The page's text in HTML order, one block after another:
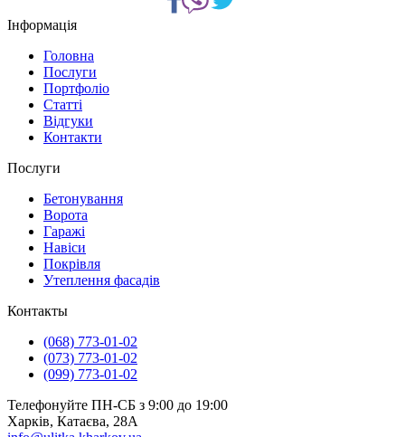
Інформація
Головна
Послуги
Портфоліо
Статті
Відгуки
Контакти
Послуги
Бетонування
Ворота
Гаражі
Навіси
Покрівля
Утеплення фасадів
Контакты
(068) 773-01-02
(073) 773-01-02
(099) 773-01-02
Телефонуйте ПН-СБ з 9:00 до 19:00
Харків, Катаєва, 28А